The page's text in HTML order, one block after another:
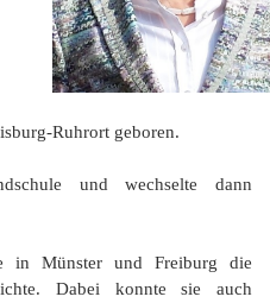
Ruhrort geboren.
und wechselte dann
in Münster und Freiburg die
Dabei konnte sie auch